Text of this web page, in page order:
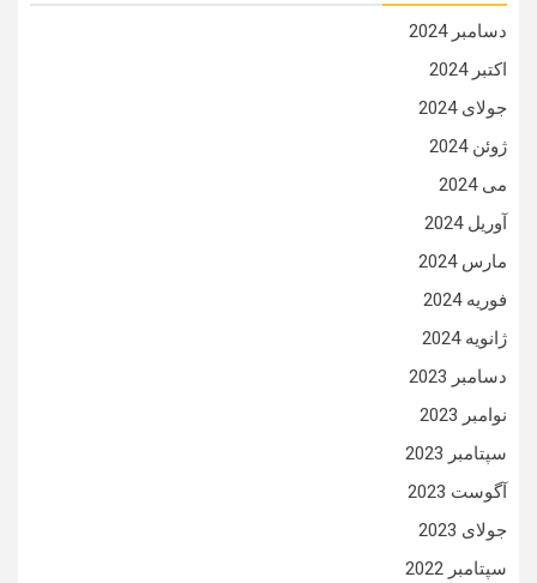
دسامبر 2024
اکتبر 2024
جولای 2024
ژوئن 2024
می 2024
آوریل 2024
مارس 2024
فوریه 2024
ژانویه 2024
دسامبر 2023
نوامبر 2023
سپتامبر 2023
آگوست 2023
جولای 2023
سپتامبر 2022